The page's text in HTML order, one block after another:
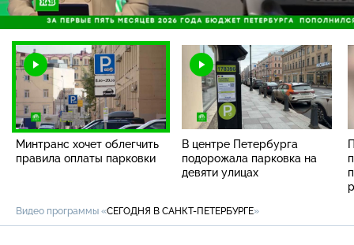
/
99.67%
Минтранс хочет облегчить
правила оплаты парковки
В центре Петербурга
подорожала парковка на
девяти улицах
Видео программы «СЕГОДНЯ В САНКТ-ПЕТЕРБУРГЕ»